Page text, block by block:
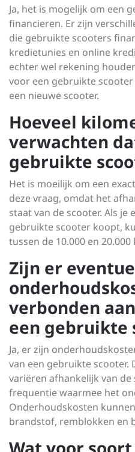
Ja, het is mogelijk om een
financieren. Er zijn
die gebruikte scooters
kredietunies en online
echter wel rekening
voor een gebruikte
een nieuwe scooter.
Hoeveel
verwachten
gebruikte
Het is moeilijk om een
deze vraag, omdat het
staat van de scooter. Als
gebruikte scooter koopt,
tussen de 10.000 en
Zijn er
verbonden
een gebruikte
Ja, er zijn
van een gebruikte scooter.
variëren afhankelijk van
frequentie waarmee het
Onderhoudskosten
brandstof, remblokken en